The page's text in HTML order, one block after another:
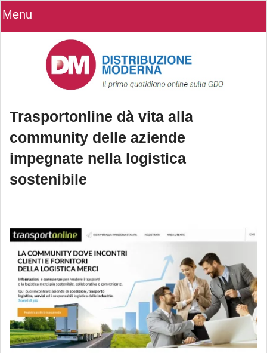
Menu
Trasportonline dà vita alla
community delle aziende
impegnate nella logistica
sostenibile